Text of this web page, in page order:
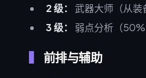
2 级：
武器大师（从装
3 级：
弱点分析（50%
前排与辅助